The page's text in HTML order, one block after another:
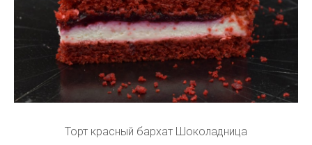
Торт красный бархат Шоколадница